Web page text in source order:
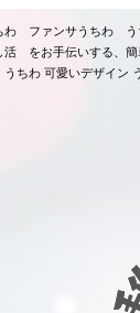
ファンサうちわ
をお手伝いする、
ちわ 可愛いデザイ